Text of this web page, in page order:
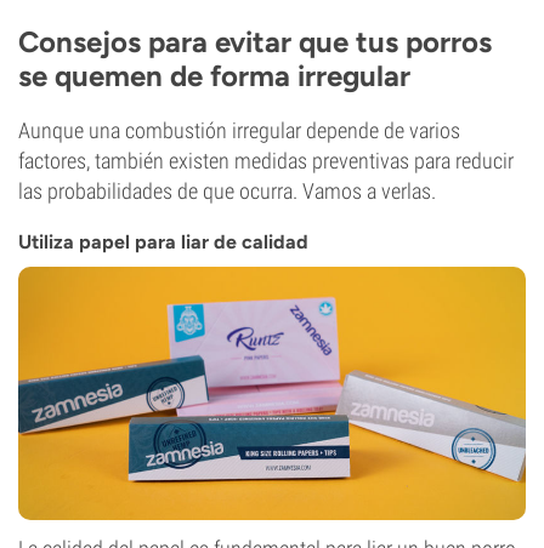
Consejos para evitar que tus porros
se quemen de forma irregular
Aunque una combustión irregular depende de varios
factores, también existen medidas preventivas para reducir
las probabilidades de que ocurra. Vamos a verlas.
Utiliza papel para liar de calidad